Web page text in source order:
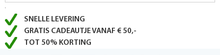
SNELLE LEVERING
GRATIS CADEAUTJE VANAF € 50,-
TOT 50% KORTING